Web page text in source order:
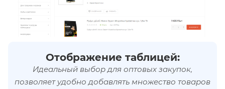
Отображение таблицей:
Идеальный выбор для оптовых закупок,
позволяет удобно добавлять множество товаров